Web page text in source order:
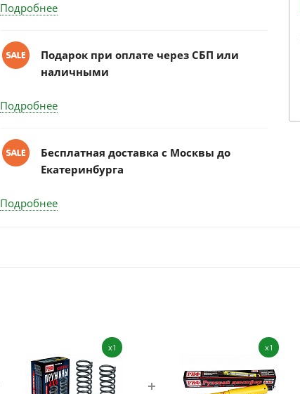
Подробнее
Подарок при оплате через СБП или
наличными
Подробнее
Бесплатная доставка c Москвы до
Екатеринбурга
Подробнее
x1 x1